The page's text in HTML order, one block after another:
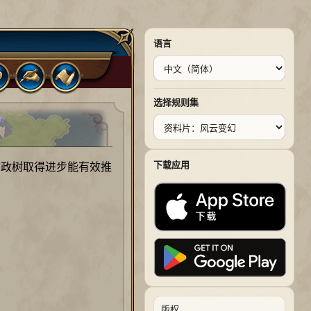
树取得进步能有效推
语言
选择规则集
下载应用